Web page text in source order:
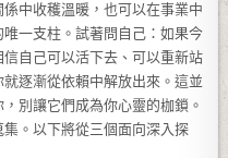
中收穫溫暖，也可以在事業中
一支柱。試著問自己：如果今
自己可以活下去、可以重新站
逐漸從依賴中解放出來。這並
別讓它們成為你心靈的枷鎖。
。以下將從三個面向深入探